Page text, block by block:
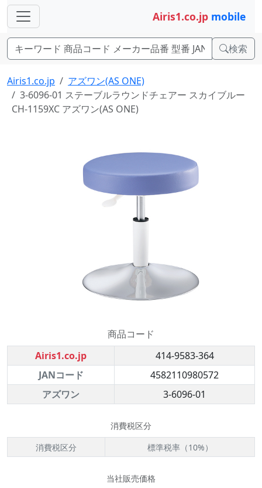
Airis1.co.jp mobile
検索
Airis1.co.jp
アズワン(AS ONE)
3-6096-01 ステーブルラウンドチェアー スカイブルー
CH-1159XC アズワン(AS ONE)
商品コード
Airis1.co.jp
414-9583-364
JANコード
4582110980572
アズワン
3-6096-01
消費税区分
消費税区分
標準税率（10%）
当社販売価格